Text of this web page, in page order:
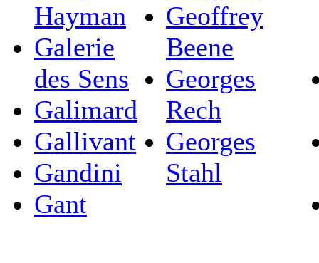
Hayman
Galerie
des Sens
Galimard
Gallivant
Gandini
Gant
Geoffrey
Beene
Georges
Rech
Georges
Stahl